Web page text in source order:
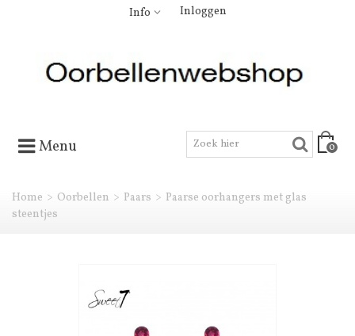
Info Inloggen
Menu 0
Home > Oorbellen > Paars > Paarse oorhangers met glas
steentjes